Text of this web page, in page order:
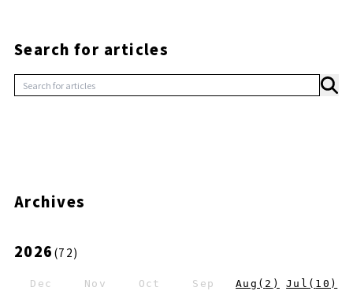
Search for articles
Archives
2026 (72)
Dec Nov Oct Sep Aug ( 2 ) Jul ( 10 )